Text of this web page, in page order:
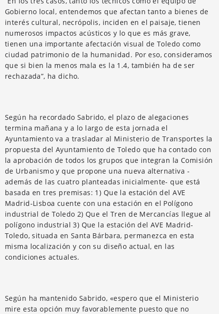
Gobierno local, entendemos que afectan tanto a bienes de
interés cultural, necrópolis, inciden en el paisaje, tienen
numerosos impactos acústicos y lo que es más grave,
tienen una importante afectación visual de Toledo como
ciudad patrimonio de la humanidad. Por eso, consideramos
que si bien la menos mala es la 1.4, también ha de ser
rechazada”, ha dicho.
Según ha recordado Sabrido, el plazo de alegaciones
termina mañana y a lo largo de esta jornada el
Ayuntamiento va a trasladar al Ministerio de Transportes la
propuesta del Ayuntamiento de Toledo que ha contado con
la aprobación de todos los grupos que integran la Comisión
de Urbanismo y que propone una nueva alternativa -
además de las cuatro planteadas inicialmente- que está
basada en tres premisas: 1) Que la estación del AVE
Madrid-Lisboa cuente con una estación en el Polígono
industrial de Toledo 2) Que el Tren de Mercancías llegue al
polígono industrial 3) Que la estación del AVE Madrid-
Toledo, situada en Santa Bárbara, permanezca en esta
misma localización y con su diseño actual, en las
condiciones actuales.
Según ha mantenido Sabrido, «espero que el Ministerio
mire esta opción muy favorablemente puesto que no